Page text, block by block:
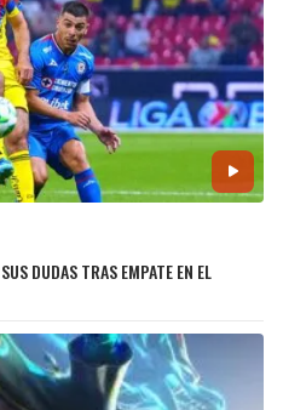
DUDAS TRAS EMPATE EN EL